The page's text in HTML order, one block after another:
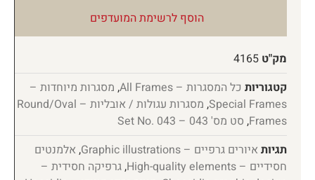
הוסף לרשימת המועדפים
מק"ט 4165
קטגוריות כל המסגרות – All Frames , מסגרות מיוחדות –
Special Frames
,
מסגרות עגולות / אובליות – Round/Oval
Frames
, סט מס' 043 – Set No. 043
תגיות איורים גרפיים – Graphic illustrations , אלמנטים
חסידיים – High-quality elements
,גרפיקה חסידית –